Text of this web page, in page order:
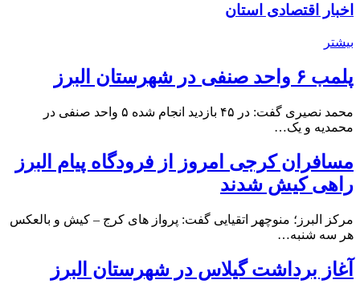
اخبار اقتصادی استان
بیشتر
پلمب ۶ واحد صنفی در شهرستان البرز
محمد نصیری گفت: در ۴۵ بازدید انجام شده ۵ واحد صنفی در
محمدیه و یک…
مسافران کرجی امروز از فرودگاه پیام البرز
راهی کیش شدند
مرکز البرز؛ منوچهر اتقیایی گفت: پرواز های کرج – کیش و بالعکس
هر سه شنبه…
آغاز برداشت گیلاس در شهرستان البرز